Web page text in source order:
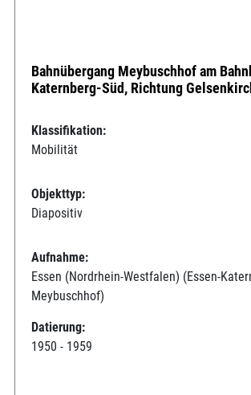
Bahnübergang Meybuschhof am
Katernberg-Süd, Richtung
Klassifikation:
Mobilität
Objekttyp:
Diapositiv
Aufnahme:
Essen (Nordrhein-Westfalen) (Essen-
Meybuschhof)
Datierung:
1950 - 1959